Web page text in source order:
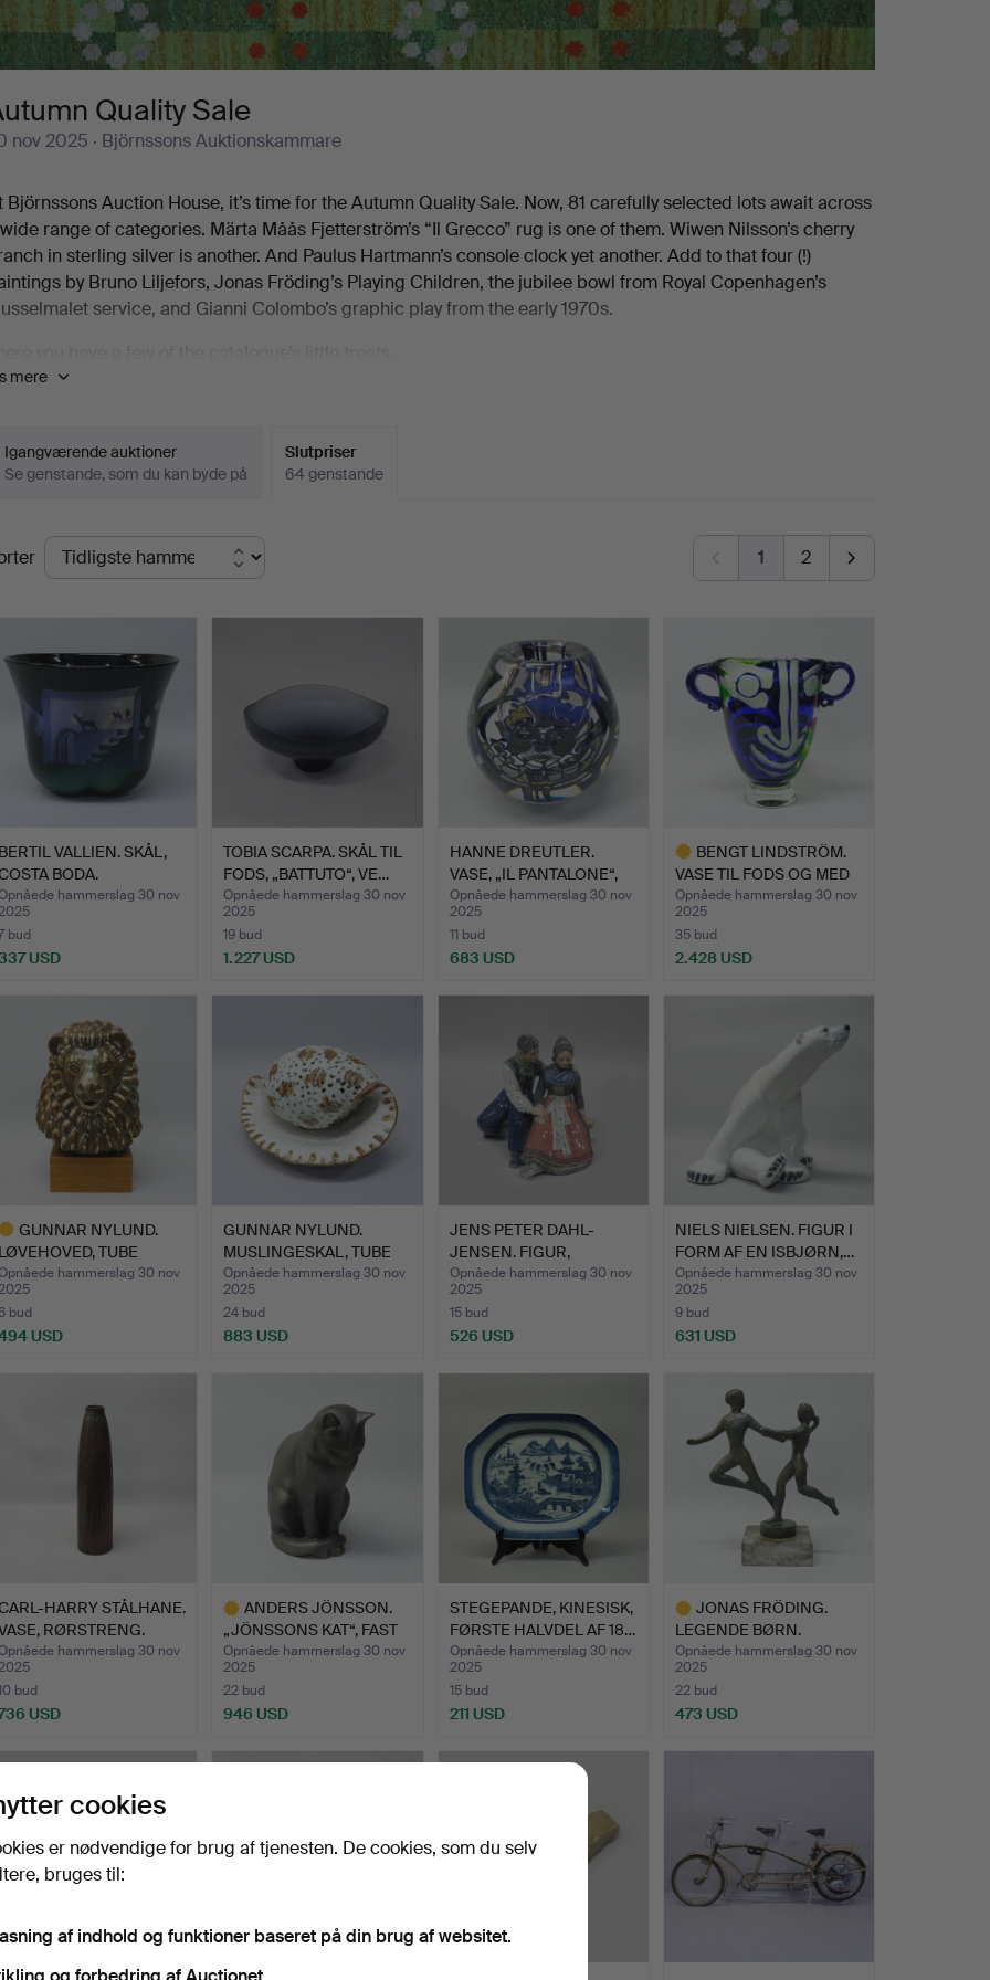
Quality Sale
nov 2025 · Björnssons Auktionskammare
Björnssons Auction House, it’s time for the Autumn Quality Sale. Now, 81 carefully selected lots await across
range of categories. Märta Måås Fjetterström’s “Il Grecco” rug is one of them. Wiwen Nilsson’s cherry
in sterling silver is another. And Paulus Hartmann’s console clock yet another. Add to that four (!)
by Bruno Liljefors, Jonas Fröding’s Playing Children, the jubilee bowl from Royal Copenhagen’s
service, and Gianni Colombo’s graphic play from the early 1970s.
24-28/11 1-5 pm.
mere
Igangværende auktioner
Se genstande, som du kan byde på
Slutpriser
64 genstande
1 2
VALLIEN. SKÅL,
BODA.
hammerslag 30 nov
bud
USD
TOBIA SCARPA. SKÅL TIL
FODS, „BATTUTO“, VE…
Opnåede hammerslag 30 nov
2025
19 bud
1.227 USD
HANNE DREUTLER.
VASE, „IL PANTALONE“,
FRA …
Opnåede hammerslag 30 nov
2025
11 bud
683 USD
BENGT LINDSTRÖM.
VASE TIL FODS OG MED
BØJL…
Opnåede hammerslag 30 nov
2025
35 bud
2.428 USD
GUNNAR NYLUND.
TUBE
hammerslag 30 nov
bud
USD
GUNNAR NYLUND.
MUSLINGESKAL, TUBE
BEACH.
Opnåede hammerslag 30 nov
2025
24 bud
883 USD
JENS PETER DAHL-
JENSEN. FIGUR,
„FRIERI“.
Opnåede hammerslag 30 nov
2025
15 bud
526 USD
NIELS NIELSEN. FIGUR I
FORM AF EN ISBJØRN,…
Opnåede hammerslag 30 nov
2025
9 bud
631 USD
HARRY STÅLHANE.
RØRSTRENG.
hammerslag 30 nov
bud
USD
ANDERS JÖNSSON.
„JÖNSSONS KAT“, FAST
SVENS…
Opnåede hammerslag 30 nov
2025
22 bud
946 USD
genstand
STEGEPANDE, KINESISK,
FØRSTE HALVDEL AF 18…
Opnåede hammerslag 30 nov
2025
15 bud
211 USD
JONAS FRÖDING.
LEGENDE BØRN.
Opnåede hammerslag 30 nov
2025
22 bud
473 USD
cookies
er nødvendige for brug af tjenesten. De cookies, som du selv
bruges til:
af indhold og funktioner baseret på din brug af websitet.